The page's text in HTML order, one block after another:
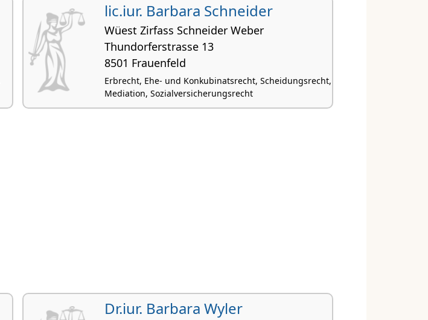
lic.iur. Barbara Schneider
Wüest Zirfass Schneider Weber
Thundorferstrasse 13
8501 Frauenfeld
Erbrecht, Ehe- und Konkubinatsrecht, Scheidungsrecht,
Mediation, Sozialversicherungsrecht
Dr.iur. Barbara Wyler